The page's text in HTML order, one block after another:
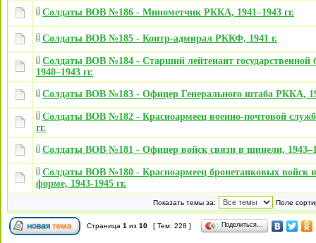
Солдаты ВОВ №186 - Минометчик РККА, 1941–1943 гг.
Солдаты ВОВ №185 - Контр-адмирал РККФ, 1941 г.
Солдаты ВОВ №184 - Старший лейтенант государственной
1940–1943 гг.
Солдаты ВОВ №183 - Офицер Генерального штаба РККА,
Солдаты ВОВ №182 - Красноармеец военно-почтовой
гг.
Солдаты ВОВ №181 - Офицер войск связи в шинели,
Солдаты ВОВ №180 - Красноармеец бронетанковых войск
форме, 1943-1945 гг.
Показать темы за: Поле
Страница 1 из 10 [ Тем: 228 ] Поделиться…